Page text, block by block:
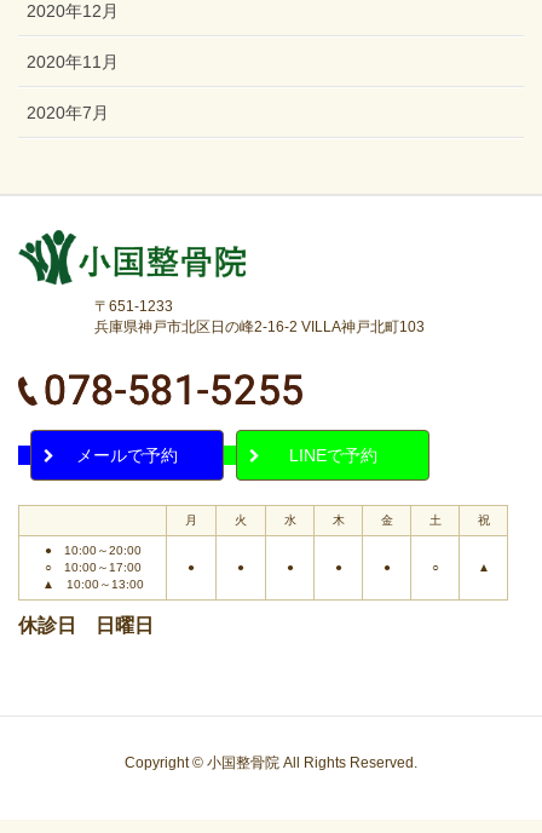
2020年12月
2020年11月
2020年7月
〒651-1233
兵庫県神戸市北区日の峰2-16-2 VILLA神戸北町103
メールで予約 LINEで予約
月 火 水 木 金 土 祝
● 10:00～20:00
○ 10:00～17:00
▲ 10:00～13:00
● ● ● ● ● ○ ▲
休診日 日曜日
Copyright © 小国整骨院 All Rights Reserved.